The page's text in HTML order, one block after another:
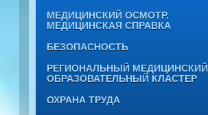
МЕДИЦИНСКИЙ ОСМОТР.
МЕДИЦИНСКАЯ СПРАВКА
БЕЗОПАСНОСТЬ
РЕГИОНАЛЬНЫЙ МЕДИЦИНСКИЙ
ОБРАЗОВАТЕЛЬНЫЙ КЛАСТЕР
ОХРАНА ТРУДА